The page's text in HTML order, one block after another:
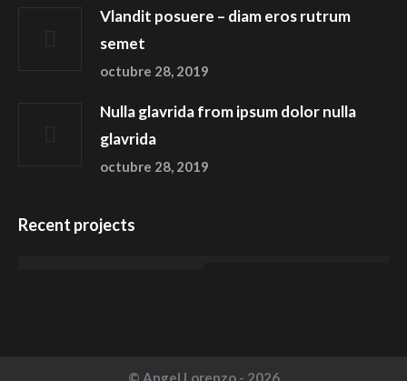
Vlandit posuere – diam eros rutrum
semet
octubre 28, 2019
Nulla glavrida from ipsum dolor nulla
glavrida
octubre 28, 2019
Recent projects
© Angel Lorenzo - 2026